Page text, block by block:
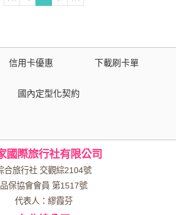
信用卡優惠 下載刷卡單
國內定型化契約
國際旅行社有限公司
合旅行社 交觀綜2104號
品保協會會員 第1517號
代表人：繆霞芬